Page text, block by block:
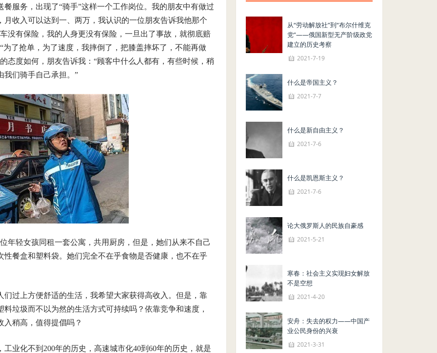
服务，出现了“骑手”这样一个工作岗位。我的朋友中有做过
收入可以达到一、两万，我认识的一位朋友告诉我他那个
没有保险，我的人身更没有保险，一旦出了事故，就彻底赔
了抢单，为了速度，我摔倒了，把膝盖摔坏了，不能再做
态度如何，朋友告诉我：“顾客中什么人都有，有些时候，稍
我们骑手自己承担。”
年轻女孩同租一套公寓，共用厨房，但是，她们从来不自己
餐盒和塑料袋。她们完全不在乎食物是否健康，也不在乎
过上方便舒适的生活，我希望大家获得高收入。但是，靠
垃圾而不以为然的生活方式可持续吗？依靠竞争和速度，
稍高，值得提倡吗？
业化不到200年的历史，高速城市化40到60年的历史，就是
从“劳动解放社”到“布尔什维克
党”——俄国新型无产阶级政党
建立的历史考察
2021-7-19
什么是帝国主义？
2021-7-7
什么是新自由主义？
2021-7-6
什么是凯恩斯主义？
2021-7-6
论大俄罗斯人的民族自豪感
2021-5-21
寒春：社会主义实现妇女解放
不是空想
2021-4-20
安舟：失去的权力——中国产
业公民身份的兴衰
2021-3-31